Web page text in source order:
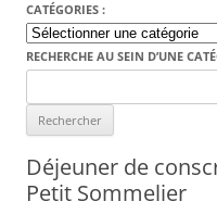
CATÉGORIES :
Catégories
:
RECHERCHE AU SEIN D’UNE
for:
Déjeuner de
Petit Sommelier